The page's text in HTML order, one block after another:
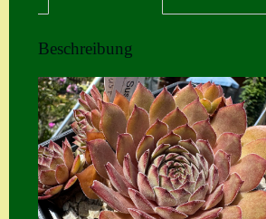
Beschreibung